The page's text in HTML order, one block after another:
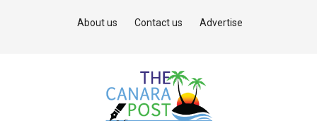
About us Contact us Advertise